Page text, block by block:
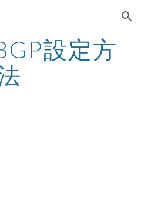
Skip to navigation
設定方